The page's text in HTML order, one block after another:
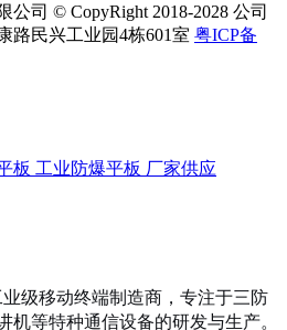
司 © CopyRight 2018-2028 公司
路民兴工业园4栋601室 粤ICP备
板 工业防爆平板 厂家供应
级移动终端制造商，专注于三防
等特种通信设备的研发与生产。